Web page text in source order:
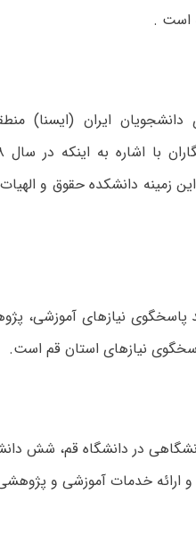
است .
دانشجویان ایران (ایسنا)
زمینه دانشکده حقوق و
نیازهای آموزشی،
نیازهای استان قم است.
ارائه خدمات آموزشی و